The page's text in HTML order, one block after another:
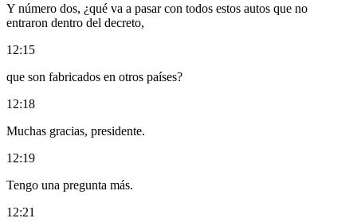
Y número dos, ¿qué va a pasar con todos estos autos que no
entraron dentro del decreto,
12:15
que son fabricados en otros países?
12:18
Muchas gracias, presidente.
12:19
Tengo una pregunta más.
12:21